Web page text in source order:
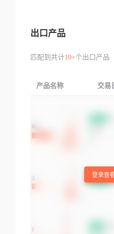
出口产品
匹配到共计10+个出口产品
产品名称 交易
登录查